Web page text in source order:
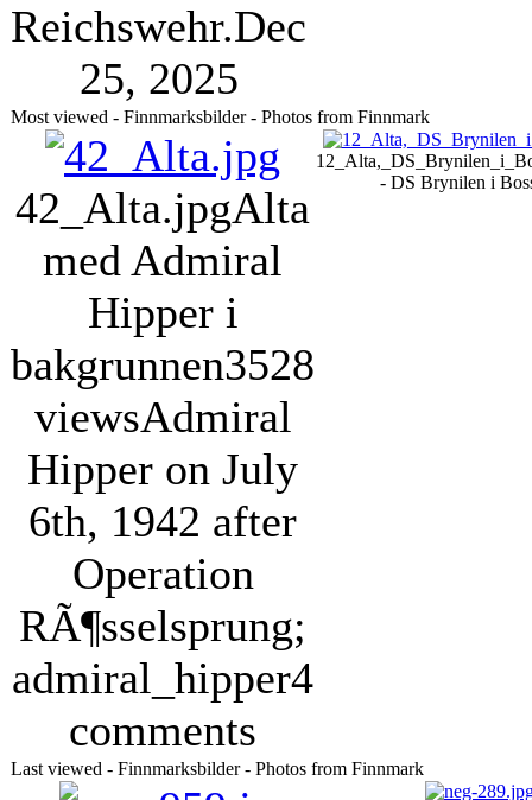
Reichswehr.Dec
25, 2025
Most viewed - Finnmarksbilder - Photos from Finnmark
42_Alta.jpgAlta
med Admiral
Hipper i
bakgrunnen3528
viewsAdmiral
Hipper on July
6th, 1942 after
Operation
RÃ¶sselsprung;
admiral_hipper4
comments
- DS Brynilen i
Last viewed - Finnmarksbilder - Photos from Finnmark